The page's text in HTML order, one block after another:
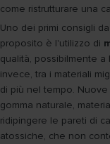
come ristrutturare una
Uno dei primi consigli
proposito è l'utilizzo di
qualità, possibilmente a
invece, tra i materiali
di più nel tempo.
gomma naturale,
ridipingere le pareti di
atossiche, che non